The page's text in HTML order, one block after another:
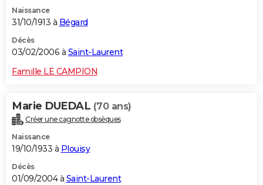
Naissance
31/10/1913 à Bégard
Décès
03/02/2006 à Saint-Laurent
Famille LE CAMPION
Marie DUEDAL (70 ans)
Créer une cagnotte obsèques
Naissance
19/10/1933 à Plouisy
Décès
01/09/2004 à Saint-Laurent